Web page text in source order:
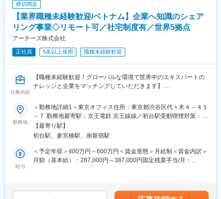
戦略・統括会社という位置付けで、長期的な視野・グループとし
ての一体感の醸成の観点から上流部分である企画戦略に特化した
業務を遂行。
（１）自動車ローンやリースを中心とした自動車販売金融の展開
（２）トヨタ自動車が戦略的に実施する各プロジェクト支援
例：KINTO／TOYOTA Wallet／トヨタ・ブロックチェーン・ラボ
／トヨタMaaS「my route」、ウーブンシティ等
変更の範囲：会社の定める業務
【強み】
・各メンバーがグローバルプロジェクト実行の豊富な経験や駐在
経験から広いグローバル視野を持っている
・言語文化だけでなく、各地域の産業の主要なトレンド・チャレ
経験を掛け合わせることで最適なソリューションをクライアント
変更の範囲：会社の定める業務
締切間近
【業界職種未経験歓迎/ベトナム】企業へ知識のシェア
リング事業◇リモート可／社宅制度有／世界5拠点
アーチーズ株式会社
正社員 5名以上採用 職種未経験歓迎
仕事内容
【職種未経験歓迎！グローバルな環境で世界中のエキスパートの
ナレッジと企業をマッチングしていただきます】
※サービスについて：エキスパートマッチングサービス
お客様の調査したいテーマに関して、同社のオペレーションチー
ムが世界中のエキスパートから最適なエキスパートをマッチング
するサービス。迅速かつリーズナブルに業界の専門知識を収集で
きます。
※主なクライアント：戦略コンサルティングファーム、投資ファン
ド、大手事業会社等
・クライアントからの問合せに対し、課題についての知識/スキル
勤務地
＜勤務地詳細1＞東京オフィス住所：東京都渋谷区代々木４－４１
－７ 勤務地最寄駅：京王電鉄 京王線線／初台駅受動喫煙対策：屋
内全面禁煙＜勤務地詳細2＞ベトナムオフィス住所：ベトナム ホ
ーチミン市内 受動喫煙対策：敷地内全面禁煙変更の範囲：本文参
【最寄り駅】
初台駅、参宮橋駅、南新宿駅
給与
＜予定年収＞400万円～600万円＜賃金形態＞月給制＜賃金内訳＞
月額（基本給）：287,000円～387,000円固定残業手当/月：
規定に基づき、経験・能力・前職の給与などを考慮して決定しま